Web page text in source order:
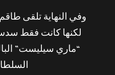
وفي النهاية تلقى طاقم
لكنها كانت فقط سدس